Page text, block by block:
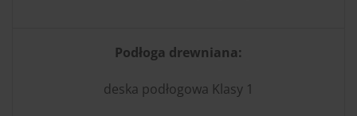
Podłoga drewniana:
deska podłogowa Klasy 1